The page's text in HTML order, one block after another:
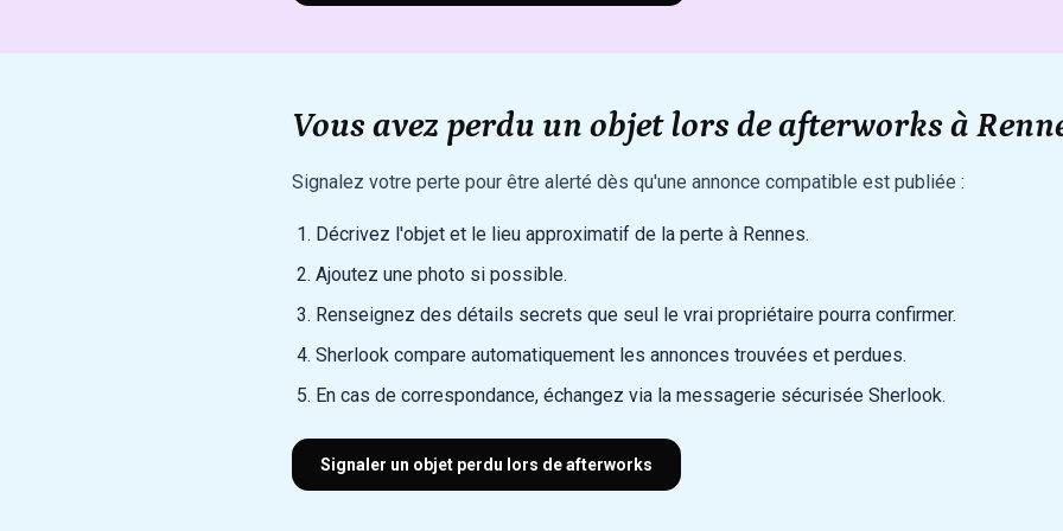
Vous avez perdu un objet lors de afterworks à
Signalez votre perte pour être alerté dès qu'une annonce compatible est publiée :
Décrivez l'objet et le lieu approximatif de la perte à Rennes.
Ajoutez une photo si possible.
Renseignez des détails secrets que seul le vrai propriétaire pourra confirmer.
Sherlook compare automatiquement les annonces trouvées et perdues.
En cas de correspondance, échangez via la messagerie sécurisée Sherlook.
Signaler un objet perdu lors de afterworks